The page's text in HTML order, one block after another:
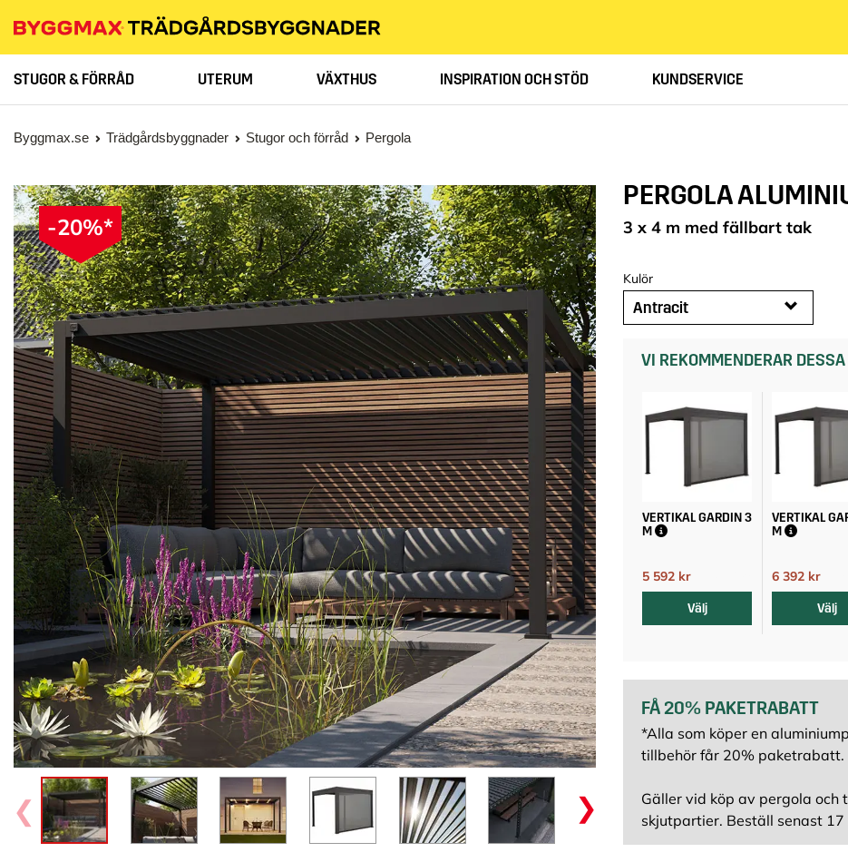
STUGOR & FÖRRÅD UTERUM VÄXTHUS INSPIRATION OCH STÖD KUNDSERVICE
Byggmax.se Trädgårdsbyggnader Stugor och förråd Pergola
-20%*
PERGOLA
3 x 4 m med fällbart tak
Kulör
Antracit
VI REKOMMENDERAR DESSA
VERTIKAL GARDIN 3
M
5 592 kr
Välj
VERTIKAL
M
6 392 kr
Välj
FÅ 20% PAKETRABATT
*Alla som köper en
tillbehör får 20% paketrabatt.
Gäller vid köp av pergola och
skjutpartier. Beställ senast 17